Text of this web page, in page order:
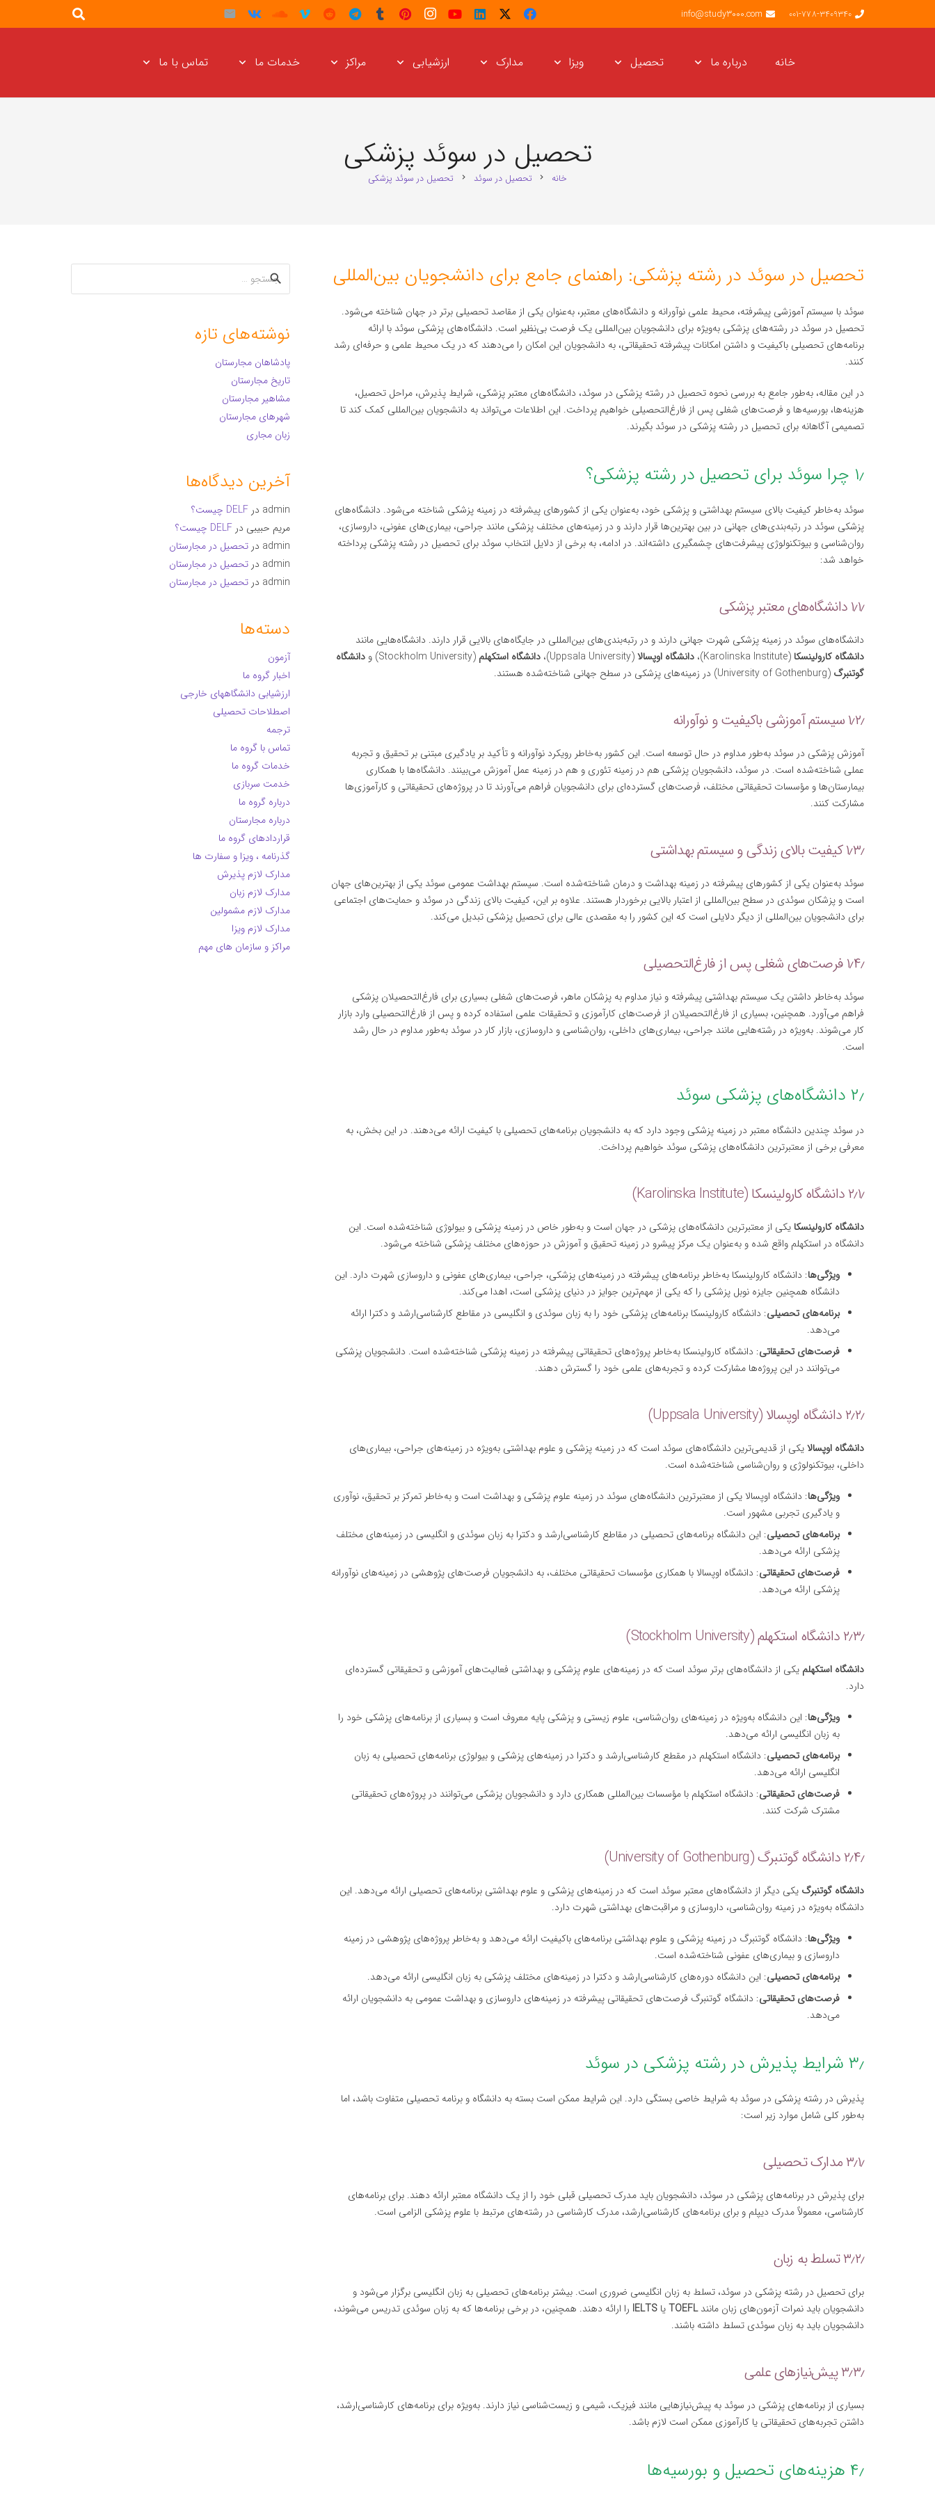
001-778-3409340
info@study3000.com
خانه درباره ما تحصیل ویزا مدارک ارزشیابی مراکز خدمات ما تماس با ما
تحصیل در سوئد پزشکی
خانه chevron_right تحصیل در سوئد chevron_right تحصیل در سوئد پزشکی
تحصیل در سوئد در رشته پزشکی: راهنمای جامع برای دانشجویان بین‌المللی
سوئد با سیستم آموزشی پیشرفته، محیط علمی نوآورانه و دانشگاه‌های معتبر، به‌عنوان یکی از مقاصد تحصیلی برتر در جهان شناخته می‌شود.
تحصیل در سوئد در رشته‌های پزشکی به‌ویژه برای دانشجویان بین‌المللی یک فرصت بی‌نظیر است. دانشگاه‌های پزشکی سوئد با ارائه
برنامه‌های تحصیلی باکیفیت و داشتن امکانات پیشرفته تحقیقاتی، به دانشجویان این امکان را می‌دهند که در یک محیط علمی و حرفه‌ای رشد
کنند.
در این مقاله، به‌طور جامع به بررسی نحوه تحصیل در رشته پزشکی در سوئد، دانشگاه‌های معتبر پزشکی، شرایط پذیرش، مراحل تحصیل،
هزینه‌ها، بورسیه‌ها و فرصت‌های شغلی پس از فارغ‌التحصیلی خواهیم پرداخت. این اطلاعات می‌تواند به دانشجویان بین‌المللی کمک کند تا
تصمیمی آگاهانه برای تحصیل در رشته پزشکی در سوئد بگیرند.
۱٫ چرا سوئد برای تحصیل در رشته پزشکی؟
سوئد به‌خاطر کیفیت بالای سیستم بهداشتی و پزشکی خود، به‌عنوان یکی از کشورهای پیشرفته در زمینه پزشکی شناخته می‌شود. دانشگاه‌های
پزشکی سوئد در رتبه‌بندی‌های جهانی در بین بهترین‌ها قرار دارند و در زمینه‌های مختلف پزشکی مانند جراحی، بیماری‌های عفونی، داروسازی،
روان‌شناسی و بیوتکنولوژی پیشرفت‌های چشمگیری داشته‌اند. در ادامه، به برخی از دلایل انتخاب سوئد برای تحصیل در رشته پزشکی پرداخته
خواهد شد:
۱٫۱٫ دانشگاه‌های معتبر پزشکی
دانشگاه‌های سوئد در زمینه پزشکی شهرت جهانی دارند و در رتبه‌بندی‌های بین‌المللی در جایگاه‌های بالایی قرار دارند. دانشگاه‌هایی مانند
دانشگاه کارولینسکا (Karolinska Institute)، دانشگاه اوپسالا(Uppsala University)، دانشگاه استکهلم (Stockholm University) و
دانشگاه
گوتنبرگ (University of Gothenburg) در زمینه‌های پزشکی در سطح جهانی شناخته‌شده هستند.
۱٫۲٫ سیستم آموزشی باکیفیت و نوآورانه
آموزش پزشکی در سوئد به‌طور مداوم در حال توسعه است. این کشور به‌خاطر رویکرد نوآورانه و تأکید بر یادگیری مبتنی بر تحقیق و تجربه
عملی شناخته‌شده است. در سوئد، دانشجویان پزشکی هم در زمینه تئوری و هم در زمینه عمل آموزش می‌بینند. دانشگاه‌ها با همکاری
بیمارستان‌ها و مؤسسات تحقیقاتی مختلف، فرصت‌های گسترده‌ای برای دانشجویان فراهم می‌آورند تا در پروژه‌های تحقیقاتی و کارآموزی‌ها
مشارکت کنند.
۱٫۳٫ کیفیت بالای زندگی و سیستم بهداشتی
سوئد به‌عنوان یکی از کشورهای پیشرفته در زمینه بهداشت و درمان شناخته‌شده است. سیستم بهداشت عمومی سوئد یکی از بهترین‌های جهان
است و پزشکان سوئدی در سطح بین‌المللی از اعتبار بالایی برخوردار هستند. علاوه بر این، کیفیت بالای زندگی در سوئد و حمایت‌های اجتماعی
برای دانشجویان بین‌المللی از دیگر دلایلی است که این کشور را به مقصدی عالی برای تحصیل پزشکی تبدیل می‌کند.
۱٫۴٫ فرصت‌های شغلی پس از فارغ‌التحصیلی
سوئد به‌خاطر داشتن یک سیستم بهداشتی پیشرفته و نیاز مداوم به پزشکان ماهر، فرصت‌های شغلی بسیاری برای فارغ‌التحصیلان پزشکی
فراهم می‌آورد. همچنین، بسیاری از فارغ‌التحصیلان از فرصت‌های کارآموزی و تحقیقات علمی استفاده کرده و پس از فارغ‌التحصیلی وارد بازار
کار می‌شوند. به‌ویژه در رشته‌هایی مانند جراحی، بیماری‌های داخلی، روان‌شناسی و داروسازی، بازار کار در سوئد به‌طور مداوم در حال رشد
است.
۲٫ دانشگاه‌های پزشکی سوئد
در سوئد چندین دانشگاه معتبر در زمینه پزشکی وجود دارد که به دانشجویان برنامه‌های تحصیلی با کیفیت ارائه می‌دهند. در این بخش، به
معرفی برخی از معتبرترین دانشگاه‌های پزشکی سوئد خواهیم پرداخت.
۲٫۱٫ دانشگاه کارولینسکا (Karolinska Institute)
دانشگاه کارولینسکا یکی از معتبرترین دانشگاه‌های پزشکی در جهان است و به‌طور خاص در زمینه پزشکی و بیولوژی شناخته‌شده است. این
دانشگاه در استکهلم واقع شده و به‌عنوان یک مرکز پیشرو در زمینه تحقیق و آموزش در حوزه‌های مختلف پزشکی شناخته می‌شود.
ویژگی‌ها: دانشگاه کارولینسکا به‌خاطر برنامه‌های پیشرفته در زمینه‌های پزشکی، جراحی، بیماری‌های عفونی و داروسازی شهرت دارد. این
دانشگاه همچنین جایزه نوبل پزشکی را که یکی از مهم‌ترین جوایز در دنیای پزشکی است، اهدا می‌کند.
برنامه‌های تحصیلی: دانشگاه کارولینسکا برنامه‌های پزشکی خود را به زبان سوئدی و انگلیسی در مقاطع کارشناسی‌ارشد و دکترا ارائه
می‌دهد.
فرصت‌های تحقیقاتی: دانشگاه کارولینسکا به‌خاطر پروژه‌های تحقیقاتی پیشرفته در زمینه پزشکی شناخته‌شده است. دانشجویان پزشکی
می‌توانند در این پروژه‌ها مشارکت کرده و تجربه‌های علمی خود را گسترش دهند.
۲٫۲٫ دانشگاه اوپسالا (Uppsala University)
دانشگاه اوپسالایکی از قدیمی‌ترین دانشگاه‌های سوئد است که در زمینه پزشکی و علوم بهداشتی به‌ویژه در زمینه‌های جراحی، بیماری‌های
داخلی، بیوتکنولوژی و روان‌شناسی شناخته‌شده است.
ویژگی‌ها: دانشگاه اوپسالا یکی از معتبرترین دانشگاه‌های سوئد در زمینه علوم پزشکی و بهداشت است و به‌خاطر تمرکز بر تحقیق، نوآوری
و یادگیری تجربی مشهور است.
برنامه‌های تحصیلی: این دانشگاه برنامه‌های تحصیلی در مقاطع کارشناسی‌ارشد و دکترا به زبان سوئدی و انگلیسی در زمینه‌های مختلف
پزشکی ارائه می‌دهد.
فرصت‌های تحقیقاتی: دانشگاه اوپسالا با همکاری مؤسسات تحقیقاتی مختلف، به دانشجویان فرصت‌های پژوهشی در زمینه‌های نوآورانه
پزشکی ارائه می‌دهد.
۲٫۳٫ دانشگاه استکهلم (Stockholm University)
دانشگاه استکهلم یکی از دانشگاه‌های برتر سوئد است که در زمینه‌های علوم پزشکی و بهداشتی فعالیت‌های آموزشی و تحقیقاتی گسترده‌ای
دارد.
ویژگی‌ها: این دانشگاه به‌ویژه در زمینه‌های روان‌شناسی، علوم زیستی و پزشکی پایه معروف است و بسیاری از برنامه‌های پزشکی خود را
به زبان انگلیسی ارائه می‌دهد.
برنامه‌های تحصیلی: دانشگاه استکهلم در مقطع کارشناسی‌ارشد و دکترا در زمینه‌های پزشکی و بیولوژی برنامه‌های تحصیلی به زبان
انگلیسی ارائه می‌دهد.
فرصت‌های تحقیقاتی: دانشگاه استکهلم با مؤسسات بین‌المللی همکاری دارد و دانشجویان پزشکی می‌توانند در پروژه‌های تحقیقاتی
مشترک شرکت کنند.
۲٫۴٫ دانشگاه گوتنبرگ (University of Gothenburg)
دانشگاه گوتنبرگ یکی دیگر از دانشگاه‌های معتبر سوئد است که در زمینه‌های پزشکی و علوم بهداشتی برنامه‌های تحصیلی ارائه می‌دهد. این
دانشگاه به‌ویژه در زمینه روان‌شناسی، داروسازی و مراقبت‌های بهداشتی شهرت دارد.
ویژگی‌ها: دانشگاه گوتنبرگ در زمینه پزشکی و علوم بهداشتی برنامه‌های باکیفیت ارائه می‌دهد و به‌خاطر پروژه‌های پژوهشی در زمینه
داروسازی و بیماری‌های عفونی شناخته‌شده است.
برنامه‌های تحصیلی: این دانشگاه دوره‌های کارشناسی‌ارشد و دکترا در زمینه‌های مختلف پزشکی به زبان انگلیسی ارائه می‌دهد.
فرصت‌های تحقیقاتی: دانشگاه گوتنبرگ فرصت‌های تحقیقاتی پیشرفته در زمینه‌های داروسازی و بهداشت عمومی به دانشجویان ارائه
می‌دهد.
۳٫ شرایط پذیرش در رشته پزشکی در سوئد
پذیرش در رشته پزشکی در سوئد به شرایط خاصی بستگی دارد. این شرایط ممکن است بسته به دانشگاه و برنامه تحصیلی متفاوت باشد، اما
به‌طور کلی شامل موارد زیر است:
۳٫۱٫ مدارک تحصیلی
برای پذیرش در برنامه‌های پزشکی در سوئد، دانشجویان باید مدرک تحصیلی قبلی خود را از یک دانشگاه معتبر ارائه دهند. برای برنامه‌های
کارشناسی، معمولاً مدرک دیپلم و برای برنامه‌های کارشناسی‌ارشد، مدرک کارشناسی در رشته‌های مرتبط با علوم پزشکی الزامی است.
۳٫۲٫ تسلط به زبان
برای تحصیل در رشته پزشکی در سوئد، تسلط به زبان انگلیسی ضروری است. بیشتر برنامه‌های تحصیلی به زبان انگلیسی برگزار می‌شود و
دانشجویان باید نمرات آزمون‌های زبان مانندTOEFLیا IELTS را ارائه دهند. همچنین، در برخی برنامه‌ها که به زبان سوئدی تدریس می‌شوند،
دانشجویان باید به زبان سوئدی تسلط داشته باشند.
۳٫۳٫ پیش‌نیازهای علمی
بسیاری از برنامه‌های پزشکی در سوئد به پیش‌نیازهایی مانند فیزیک، شیمی و زیست‌شناسی نیاز دارند. به‌ویژه برای برنامه‌های کارشناسی‌ارشد،
داشتن تجربه‌های تحقیقاتی یا کارآموزی ممکن است لازم باشد.
۴٫ هزینه‌های تحصیل و بورسیه‌ها
جستجو
برای:
نوشته‌های تازه
پادشاهان مجارستان
تاریخ مجارستان
مشاهیر مجارستان
شهرهای مجارستان
زبان مجاری
آخرین دیدگاه‌ها
admin در DELF چیست؟
مریم حبیبی در DELF چیست؟
admin در تحصیل در مجارستان
admin در تحصیل در مجارستان
admin در تحصیل در مجارستان
دسته‌ها
آزمون
اخبار گروه ما
ارزشیابی دانشگاههای خارجی
اصطلاحات تحصیلی
ترجمه
تماس با گروه ما
خدمات گروه ما
خدمت سربازی
درباره گروه ما
درباره مجارستان
قراردادهای گروه ما
گذرنامه ، ویزا و سفارت ها
مدارک لازم پذیرش
مدارک لازم زبان
مدارک لازم مشمولین
مدارک لازم ویزا
مراکز و سازمان های مهم